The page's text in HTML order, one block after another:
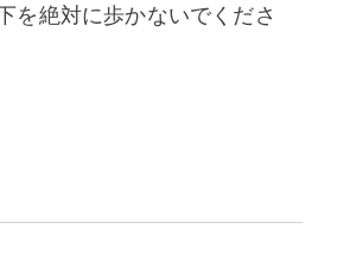
を絶対に歩かないでくださ